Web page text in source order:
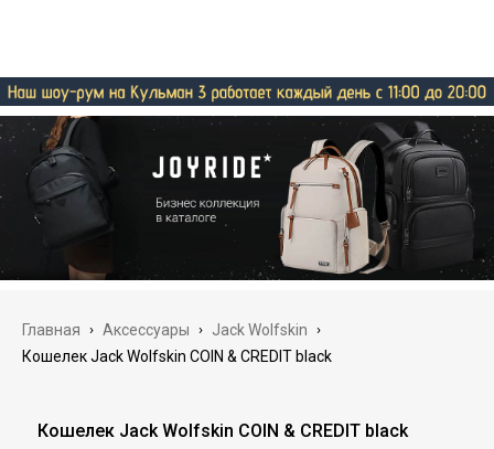
Главная › Аксессуары › Jack Wolfskin ›
Кошелек Jack Wolfskin COIN & CREDIT black
Кошелек Jack Wolfskin COIN & CREDIT black